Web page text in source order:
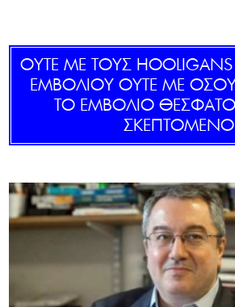
SOOZIE’S FRIENDS
CULTURE
TASTELAND
TECH
HEALTH
DRIVE
OΥΤΕ ΜΕ ΤΟΥΣ
ΕΜΒΟΛΙΟΥ ΟΥΤΕ ΜΕ
ΤΟ ΕΜΒΟΛΙΟ